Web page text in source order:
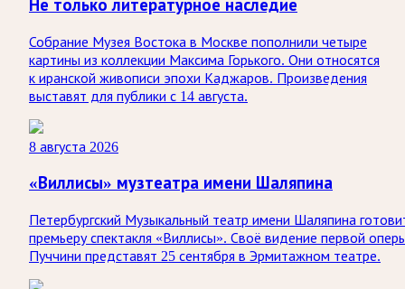
Не только литературное наследие
Собрание Музея Востока в Москве пополнили четыре
картины из коллекции Максима Горького. Они относятся
к иранской живописи эпохи Каджаров. Произведения
выставят для публики с 14 августа.
8 августа 2026
«Виллисы» музтеатра имени Шаляпина
Петербургский Музыкальный театр имени Шаляпина
премьеру спектакля «Виллисы». Своё видение первой
Пуччини представят 25 сентября в Эрмитажном театре.